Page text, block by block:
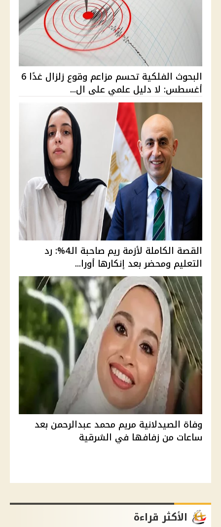
البحوث الفلكية تحسم مزاعم وقوع زلزال غدًا 6
أغسطس: لا دليل علمي على ال...
القصة الكاملة لأزمة ريم صاحبة الـ4%: رد
التعليم ومحضر بعد إنكارها أورا...
وفاة الصيدلانية مريم محمد عبدالرحمن بعد
ساعات من زفافها في الشرقية
الأكثر قراءة